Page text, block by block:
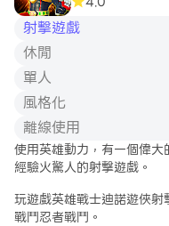
保持投入。
- 可定制军械库： 解锁并
样的武器，每种武器都拥有
和适合您游戏风格的改装选
- 多人对战： 挑战朋友或与
肩作战，在紧张刺激的多人
您的技能和团队合作。
- 引人入胜的战役： 潜入一
的引人入胜的故事线，解开
宇宙背后的谜团。
- 战略升
裝備齊全的家禽🐓互相戰
鬥和小規模衝突🐓。參加
免費的馬球槍戰。訂製公
雞、武器、喙、鞋類和頭
飾。對雞蛋發射炸藥並策
劃屠殺。加入鳥類的小衝
突。
小雞槍和小雞攻擊遊戲提
外的階段、精緻的遊戲機
制、令人驚嘆的視覺效果
射擊遊戲
休閒
單人
風格化
離線使用
使用英雄動力，有一個偉大
經驗火驚人的射擊遊戲。
玩遊戲英雄戰士迪諾遊俠射
戰鬥忍者戰鬥。